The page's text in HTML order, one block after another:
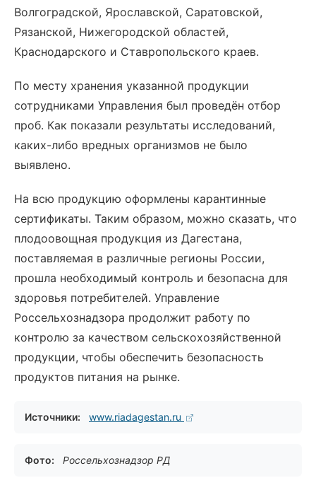
Волгоградской, Ярославской, Саратовской,
Рязанской, Нижегородской областей,
Краснодарского и Ставропольского краев.
По месту хранения указанной продукции
сотрудниками Управления был проведён отбор
проб. Как показали результаты исследований,
каких-либо вредных организмов не было
выявлено.
На всю продукцию оформлены карантинные
сертификаты. Таким образом, можно сказать, что
плодоовощная продукция из Дагестана,
поставляемая в различные регионы России,
прошла необходимый контроль и безопасна для
здоровья потребителей. Управление
Россельхознадзора продолжит работу по
контролю за качеством сельскохозяйственной
продукции, чтобы обеспечить безопасность
продуктов питания на рынке.
Источники: www.riadagestan.ru
Фото: Россельхознадзор РД